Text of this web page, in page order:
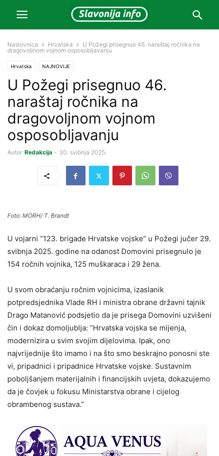
Naslovnica Hrvatska
U Požegi prisegnuo 46. naraštaj ročnika na
dragovoljnom vojnom osposobljavanju
Hrvatska NAJNOVIJE
U Požegi prisegnuo 46.
naraštaj ročnika na
dragovoljnom vojnom
osposobljavanju
Autor Redakcija - 30. svibnja 2025.
Foto: MORH/ T. Brandt
U vojarni “123. brigade Hrvatske vojske” u Požegi jučer 29.
svibnja 2025. godine na odanost Domovini prisegnulo je
154 ročnih vojnika, 125 muškaraca i 29 žena.
U svom obraćanju ročnim vojnicima, izaslanik
potpredsjednika Vlade RH i ministra obrane državni tajnik
Drago Matanović podsjetio da je prisega Domovini uzvišeni
čin i dokaz domoljublja: “Hrvatska vojska se mijenja,
modernizira u svim svojim dijelovima. Ipak, ono
najvrijednije što imamo i na što smo beskrajno ponosni ste
vi, pripadnici i pripadnice Hrvatske vojske. Sustavnim
poboljšanjem materijalnih i financijskih uvjeta, dokazujemo
da je čovjek u fokusu Ministarstva obrane i cijelog
obrambenog sustava.”